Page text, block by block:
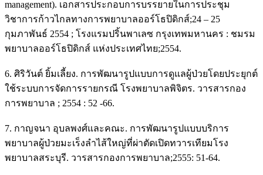
management). เอกสารประกอบการบรรยายในการประชุม
วิชาการก้าวไกลทางการพยาบาลออร์โธปิดิกส์;24 – 25
กุมภาพันธ์ 2554 ; โรงแรมปริ้นพาเลซ กรุงเทพมหานคร : ชมรม
พยาบาลออร์โธปิดิกส์ แห่งประเทศไทย;2554.
6. ศิริวันต์ ยิ้มเลี้ยง. การพัฒนารูปแบบการดูแลผู้ป่วยโดยประยุกต์
ใช้ระบบการจัดการรายกรณี โรงพยาบาลพิจิตร. วารสารกอง
การพยาบาล ; 2554 : 52 -66.
7. กาญจนา อุบลพงศ์และคณะ. การพัฒนารูปแบบบริการ
พยาบาลผู้ป่วยมะเร็งลำไส้ใหญ่ที่ผ่าตัดเปิดทวารเทียมโรง
พยาบาลสระบุรี. วารสารกองการพยาบาล;2555: 51-64.